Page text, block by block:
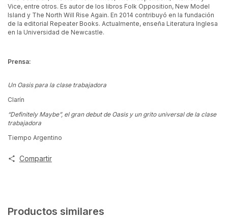
Vice, entre otros. Es autor de los libros Folk Opposition, New Model
Island y The North Will Rise Again. En 2014 contribuyó en la fundación
de la editorial Repeater Books. Actualmente, enseña Literatura Inglesa
en la Universidad de Newcastle.
Prensa:
Un Oasis para la clase trabajadora
Clarín
“Definitely Maybe”, el gran debut de Oasis y un grito universal de la clase
trabajadora
Tiempo Argentino
Compartir
Productos similares